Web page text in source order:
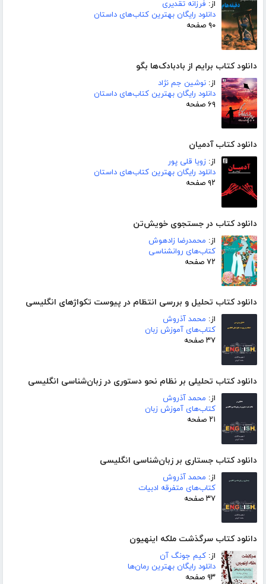
از: فرزانه تقدیری
دانلود رایگان بهترین کتاب‌های داستان
۹۰ صفحه
دانلود کتاب برایم از بادبادک‌ها بگو
از: نوشین جم نژاد
دانلود رایگان بهترین کتاب‌های داستان
۶۹ صفحه
دانلود کتاب آدمیان
از: زویا قلی پور
دانلود رایگان بهترین کتاب‌های داستان
۹۲ صفحه
دانلود کتاب در جستجوی خویش‌تن
از: محمدرضا زادهوش
کتاب‌های روانشناسی
۷۲ صفحه
دانلود کتاب تحلیل و بررسی انتظام در پیوست تکواژهای انگلیسی
از: محمد آذروش
کتاب‌های آموزش زبان
۳۷ صفحه
دانلود کتاب تحلیلی بر نظام نحو دستوری در زبان‌شناسی انگلیسی
از: محمد آذروش
کتاب‌های آموزش زبان
۲۱ صفحه
دانلود کتاب جستاری بر زبان‌شناسی انگلیسی
از: محمد آذروش
کتاب‌های متفرقه ادبیات
۳۷ صفحه
دانلود کتاب سرگذشت ملکه اینهیون
از: کیم جونگ آن
دانلود رایگان بهترین رمان‌ها
۹۳ صفحه